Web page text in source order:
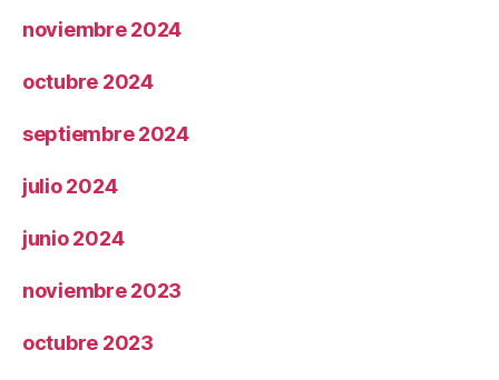
noviembre 2024
octubre 2024
septiembre 2024
julio 2024
junio 2024
noviembre 2023
octubre 2023